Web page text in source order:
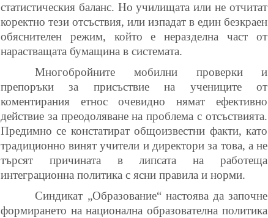
статистическия баланс. Но училищата или не отчитат
коректно тези отсъствия, или изпадат в един безкраен
обяснителен режим, който е неразделна част от
нарастващата бумащина в системата.
Многобройните мобилни проверки и
препоръки за присъствие на учениците от
коментирания етнос очевидно нямат ефективно
действие за преодоляване на проблема с отсъствията.
Предимно се констатират общоизвестни факти, като
традиционно винят учители и директори за това, а не
търсят причината в липсата на работеща
интеграционна политика с ясни правила и норми.
Синдикат „Образование“ настоява да започне
формирането на национална образователна политика